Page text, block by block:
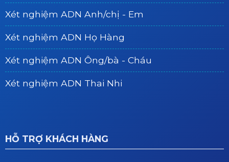
Xét nghiệm ADN Anh/chị - Em
Xét nghiệm ADN Họ Hàng
Xét nghiệm ADN Ông/bà - Cháu
Xét nghiệm ADN Thai Nhi
HỖ TRỢ KHÁCH HÀNG